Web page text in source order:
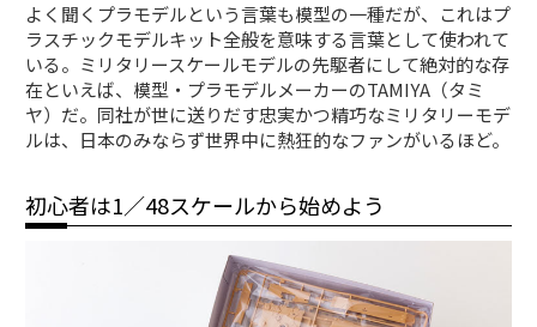
よく聞くプラモデルという言葉も模型の一種だが、これはプ
ラスチックモデルキット全般を意味する言葉として使われて
いる。ミリタリースケールモデルの先駆者にして絶対的な存
在といえば、模型・プラモデルメーカーのTAMIYA（タミ
ヤ）だ。同社が世に送りだす忠実かつ精巧なミリタリーモデ
ルは、日本のみならず世界中に熱狂的なファンがいるほど。
初心者は1／48スケールから始めよう